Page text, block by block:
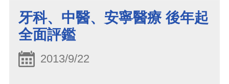
牙科、中醫、安寧醫療 後年起
全面評鑑
2013/9/22